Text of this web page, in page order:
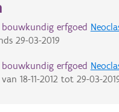
bouwkundig erfgoed
29-03-2019
bouwkundig erfgoed
18-11-2012tot 29-03-